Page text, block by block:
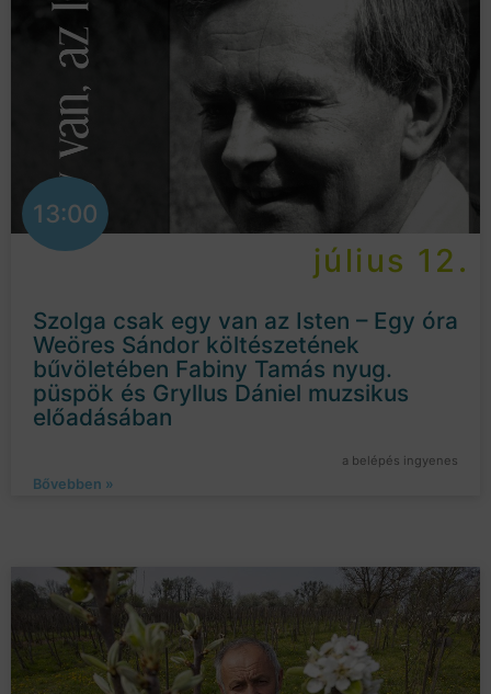
13:00
július 12.
Szolga csak egy van az Isten – Egy óra
Weöres Sándor költészetének
bűvöletében Fabiny Tamás nyug.
püspök és Gryllus Dániel muzsikus
előadásában
a belépés ingyenes
Bővebben »